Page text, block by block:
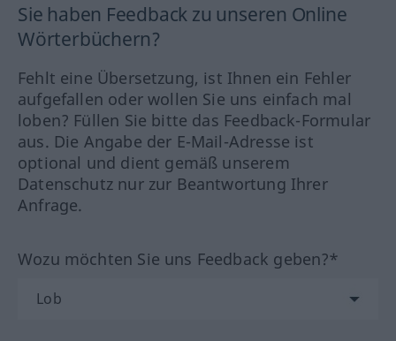
Sie haben Feedback zu unseren Online
Wörterbüchern?
Fehlt eine Übersetzung, ist Ihnen ein Fehler
aufgefallen oder wollen Sie uns einfach mal
loben? Füllen Sie bitte das Feedback-Formular
aus. Die Angabe der E-Mail-Adresse ist
optional und dient gemäß unserem
Datenschutz nur zur Beantwortung Ihrer
Anfrage.
Wozu möchten Sie uns Feedback geben?*